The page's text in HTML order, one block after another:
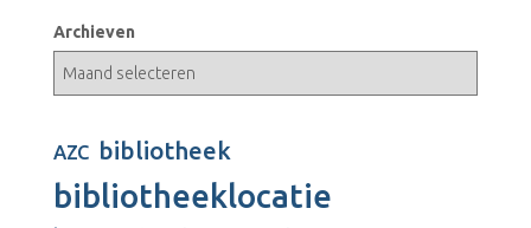
Archieven
AZC bibliotheek
bibliotheeklocatie